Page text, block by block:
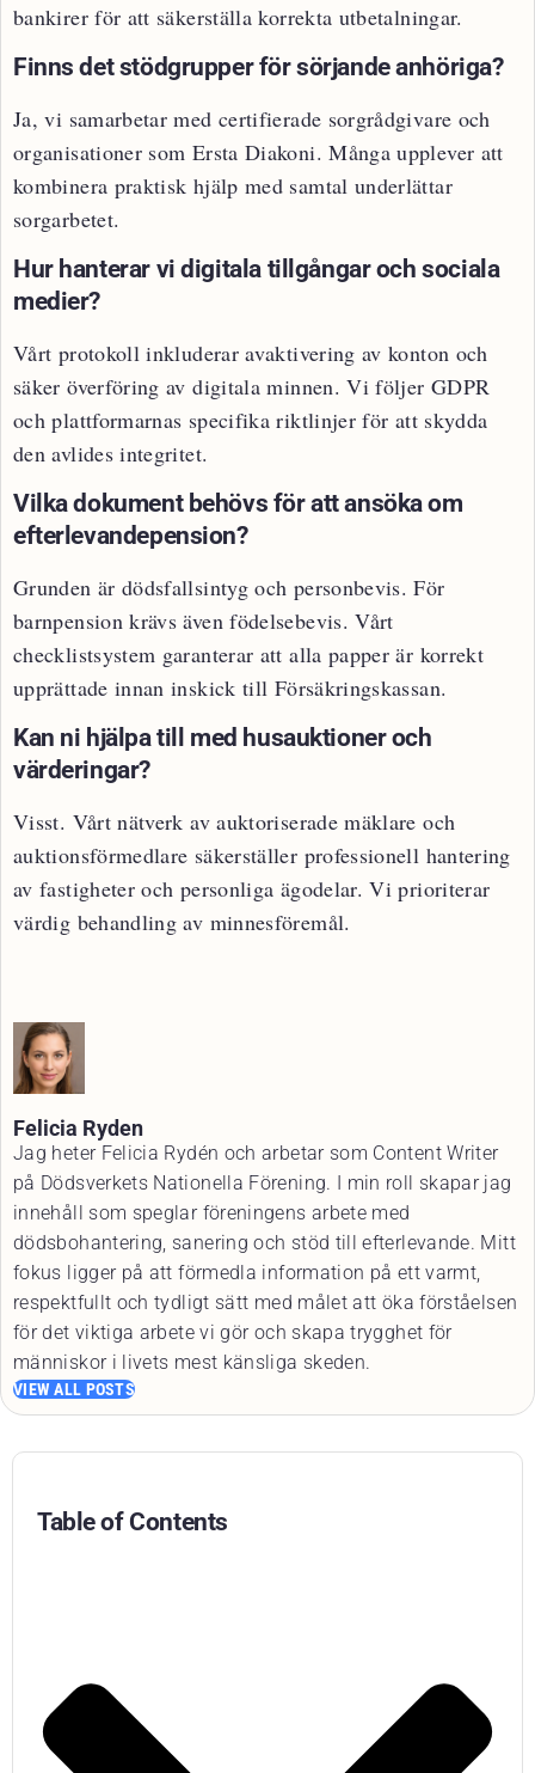
bankirer för att säkerställa korrekta utbetalningar.
Finns det stödgrupper för sörjande anhöriga?
Ja, vi samarbetar med certifierade sorgrådgivare och
organisationer som Ersta Diakoni. Många upplever att
kombinera praktisk hjälp med samtal underlättar
sorgarbetet.
Hur hanterar vi digitala tillgångar och sociala
medier?
Vårt protokoll inkluderar avaktivering av konton och
säker överföring av digitala minnen. Vi följer GDPR
och plattformarnas specifika riktlinjer för att skydda
den avlides integritet.
Vilka dokument behövs för att ansöka om
efterlevandepension?
Grunden är dödsfallsintyg och personbevis. För
barnpension krävs även födelsebevis. Vårt
checklistsystem garanterar att alla papper är korrekt
upprättade innan inskick till Försäkringskassan.
Kan ni hjälpa till med husauktioner och
värderingar?
Visst. Vårt nätverk av auktoriserade mäklare och
auktionsförmedlare säkerställer professionell hantering
av fastigheter och personliga ägodelar. Vi prioriterar
värdig behandling av minnesföremål.
Felicia Ryden
Jag heter Felicia Rydén och arbetar som Content Writer
på Dödsverkets Nationella Förening. I min roll skapar jag
innehåll som speglar föreningens arbete med
dödsbohantering, sanering och stöd till efterlevande. Mitt
fokus ligger på att förmedla information på ett varmt,
respektfullt och tydligt sätt med målet att öka förståelsen
för det viktiga arbete vi gör och skapa trygghet för
människor i livets mest känsliga skeden.
VIEW ALL POSTS
Table of Contents